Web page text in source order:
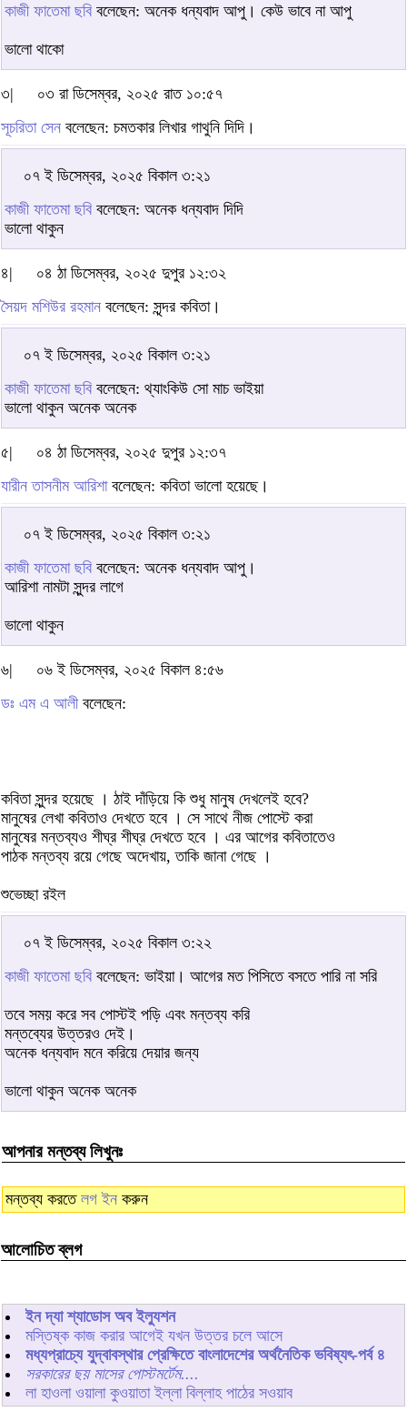
কাজী ফাতেমা ছবি বলেছেন: অনেক ধন্যবাদ আপু। কেউ ভাবে না আপু
ভালো থাকো
৩|
০৩ রা ডিসেম্বর, ২০২৫ রাত ১০:৫৭
সূচরিতা সেন বলেছেন: চমতকার লিখার গাথুনি দিদি।
০৭ ই ডিসেম্বর, ২০২৫ বিকাল ৩:২১
কাজী ফাতেমা ছবি বলেছেন: অনেক ধন্যবাদ দিদি
ভালো থাকুন
৪|
০৪ ঠা ডিসেম্বর, ২০২৫ দুপুর ১২:৩২
সৈয়দ মশিউর রহমান বলেছেন: সৃন্দর কবিতা।
০৭ ই ডিসেম্বর, ২০২৫ বিকাল ৩:২১
কাজী ফাতেমা ছবি বলেছেন: থ্যাংকিউ সো মাচ ভাইয়া
ভালো থাকুন অনেক অনেক
৫|
০৪ ঠা ডিসেম্বর, ২০২৫ দুপুর ১২:৩৭
যারীন তাসনীম আরিশাবলেছেন: কবিতা ভালো হয়েছে।
০৭ ই ডিসেম্বর, ২০২৫ বিকাল ৩:২১
কাজী ফাতেমা ছবি বলেছেন: অনেক ধন্যবাদ আপু।
আরিশা নামটা সুন্দর লাগে
ভালো থাকুন
৬|
০৬ ই ডিসেম্বর, ২০২৫ বিকাল ৪:৫৬
ডঃ এম এ আলীবলেছেন:
কবিতা সুন্দর হয়েছে । ঠাই দাঁড়িয়ে কি শুধু মানুষ দেখলেই হবে?
মানুষের লেখা কবিতাও দেখতে হবে । সে সাথে নীজ পোস্টে করা
মানুষের মন্তব্যও শীঘ্র শীঘ্র দেখতে হবে । এর আগের কবিতাতেও
পাঠক মন্তব্য রয়ে গেছে অদেখায়, তাকি জানা গেছে ।
শুভেচ্ছা রইল
০৭ ই ডিসেম্বর, ২০২৫ বিকাল ৩:২২
কাজী ফাতেমা ছবি বলেছেন: ভাইয়া। আগের মত পিসিতে বসতে পারি না সরি
তবে সময় করে সব পোস্টই পড়ি এবং মন্তব্য করি
মন্তব্যের উত্তরও দেই।
অনেক ধন্যবাদ মনে করিয়ে দেয়ার জন্য
ভালো থাকুন অনেক অনেক
আপনার মন্তব্য লিখুনঃ
মন্তব্য করতে লগ ইন করুন
আলোচিত ব্লগ
ইন দ্যা শ্যাডোস অব ইল্যুশন
মস্তিষ্ক কাজ করার আগেই যখন উত্তর চলে আসে
মধ্যপ্রাচ্যে যুদ্বাবস্থার প্রেক্ষিতে বাংলাদেশের অর্থনৈতিক ভবিষ্যৎ-পর্ব ৪
সরকারের ছয় মাসের পোস্টমর্টেম....
লা হাওলা ওয়ালা কুওয়াতা ইল্লা বিল্লাহ পাঠের সওয়াব